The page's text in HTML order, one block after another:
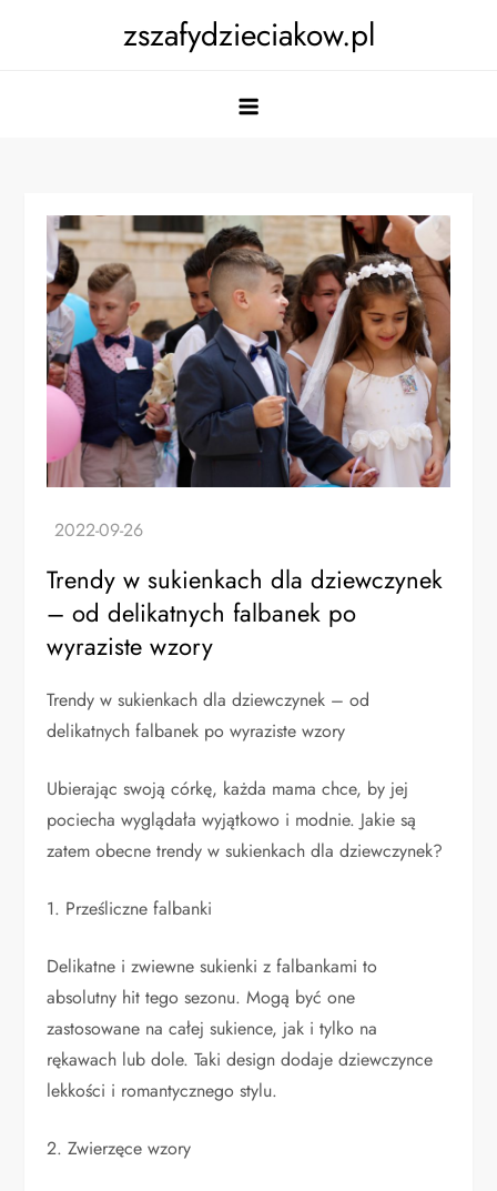
zszafydzieciakow.pl
Trendy w sukienkach dla dziewczynek
– od delikatnych falbanek po
wyraziste wzory
Trendy w sukienkach dla dziewczynek – od
delikatnych falbanek po wyraziste wzory
Ubierając swoją córkę, każda mama chce, by jej
pociecha wyglądała wyjątkowo i modnie. Jakie są
zatem obecne trendy w sukienkach dla dziewczynek?
1. Prześliczne falbanki
Delikatne i zwiewne sukienki z falbankami to
absolutny hit tego sezonu. Mogą być one
zastosowane na całej sukience, jak i tylko na
rękawach lub dole. Taki design dodaje dziewczynce
lekkości i romantycznego stylu.
2. Zwierzęce wzory